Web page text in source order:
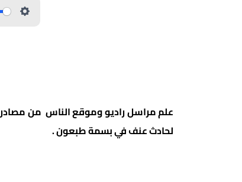
لحادث عنف في بسمة طبعون .